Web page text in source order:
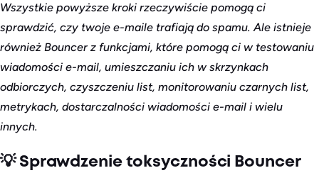
Wszystkie powyższe kroki rzeczywiście pomogą ci
sprawdzić, czy twoje e-maile trafiają do spamu. Ale istnieje
również Bouncer z funkcjami, które pomogą ci w testowaniu
wiadomości e-mail, umieszczaniu ich w skrzynkach
odbiorczych, czyszczeniu list, monitorowaniu czarnych list,
metrykach, dostarczalności wiadomości e-mail i wielu
innych.
💡 Sprawdzenie toksyczności Bouncer